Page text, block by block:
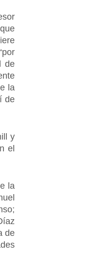
de
la
de
y
el
la
de